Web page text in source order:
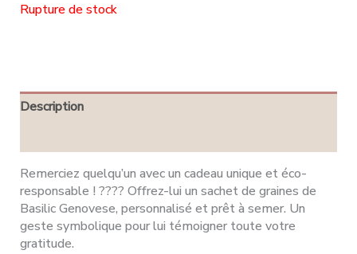
Rupture de stock
Description
Remerciez quelqu’un avec un cadeau unique et éco-
responsable ! ???? Offrez-lui un sachet de graines de
Basilic Genovese, personnalisé et prêt à semer. Un
geste symbolique pour lui témoigner toute votre
gratitude.